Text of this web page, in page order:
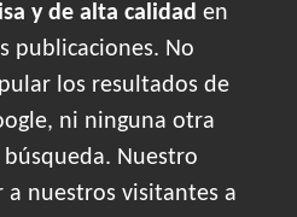
y de alta calidad en
publicaciones. No
los resultados de
ni ninguna otra
Nuestro
a nuestros visitantes a